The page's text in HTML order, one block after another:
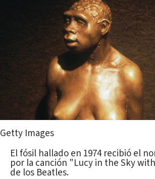
Getty Images
El fósil hallado en 1974 recibió el
por la canción "Lucy in the Sky
de los Beatles.